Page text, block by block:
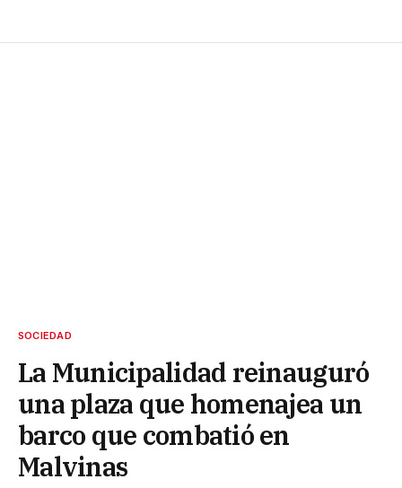
SOCIEDAD
La Municipalidad reinauguró
una plaza que homenajea un
barco que combatió en
Malvinas